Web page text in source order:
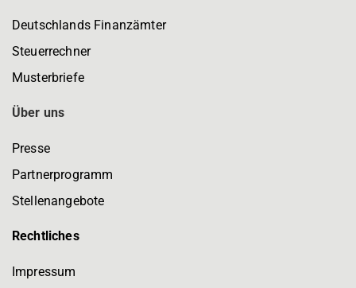
Deutschlands Finanzämter
Steuerrechner
Musterbriefe
Über uns
Presse
Partnerprogramm
Stellenangebote
Rechtliches
Impressum